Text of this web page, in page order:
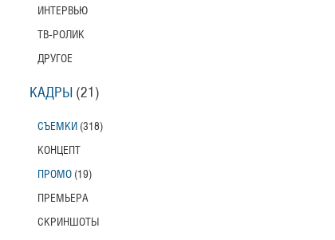
ИНТЕРВЬЮ
ТВ-РОЛИК
ДРУГОЕ
КАДРЫ (21)
СЪЕМКИ (318)
КОНЦЕПТ
ПРОМО (19)
ПРЕМЬЕРА
СКРИНШОТЫ